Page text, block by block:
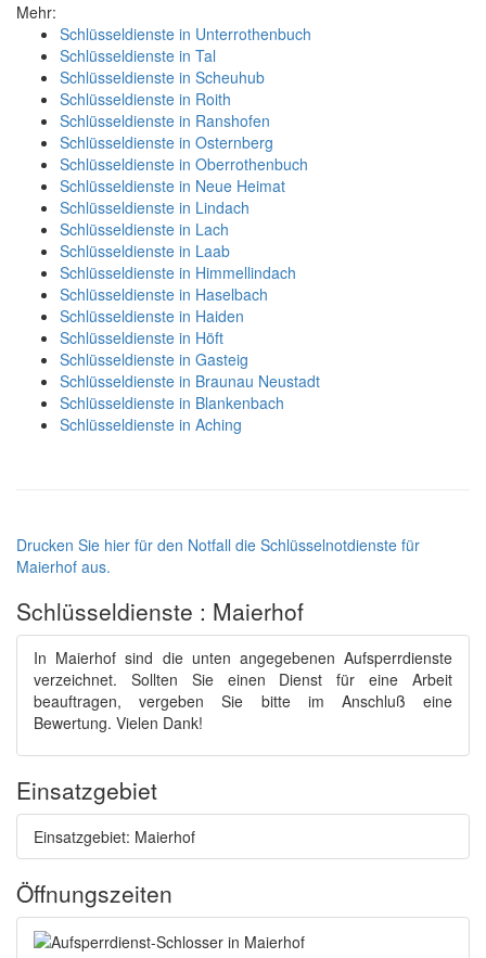
Mehr:
Schlüsseldienste in Unterrothenbuch
Schlüsseldienste in Tal
Schlüsseldienste in Scheuhub
Schlüsseldienste in Roith
Schlüsseldienste in Ranshofen
Schlüsseldienste in Osternberg
Schlüsseldienste in Oberrothenbuch
Schlüsseldienste in Neue Heimat
Schlüsseldienste in Lindach
Schlüsseldienste in Lach
Schlüsseldienste in Laab
Schlüsseldienste in Himmellindach
Schlüsseldienste in Haselbach
Schlüsseldienste in Haiden
Schlüsseldienste in Höft
Schlüsseldienste in Gasteig
Schlüsseldienste in Braunau Neustadt
Schlüsseldienste in Blankenbach
Schlüsseldienste in Aching
Drucken Sie hier für den Notfall die Schlüsselnotdienste für
Maierhof aus.
Schlüsseldienste : Maierhof
In Maierhof sind die unten angegebenen Aufsperrdienste
verzeichnet. Sollten Sie einen Dienst für eine Arbeit
beauftragen, vergeben Sie bitte im Anschluß eine
Bewertung. Vielen Dank!
Einsatzgebiet
Einsatzgebiet: Maierhof
Öffnungszeiten